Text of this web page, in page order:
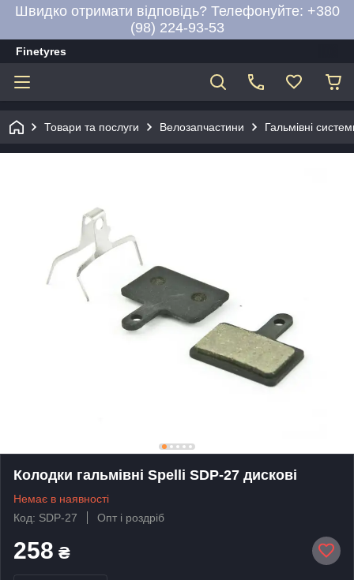
Швидко отримати відповідь? Телефонуйте: +380
(98) 224-93-53
Finetyres
Товари та послуги Велозапчастини Гальмівні
Колодки гальмівні Spelli SDP-27 дискові
Немає в наявності
Код: SDP-27
Опт і роздріб
258 ₴